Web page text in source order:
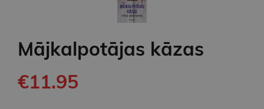
Mājkalpotājas kāzas
€11.95